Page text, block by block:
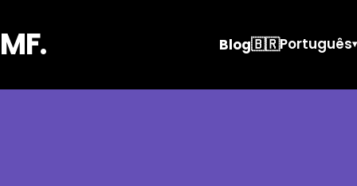
MF. Blog🇧🇷Português▾